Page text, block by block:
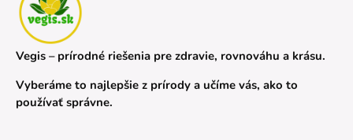
Vegis – prírodné riešenia pre zdravie, rovnováhu a krásu.
Vyberáme to najlepšie z prírody a učíme vás, ako to
používať správne.